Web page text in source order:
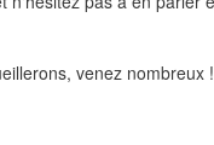
venez nombreux !